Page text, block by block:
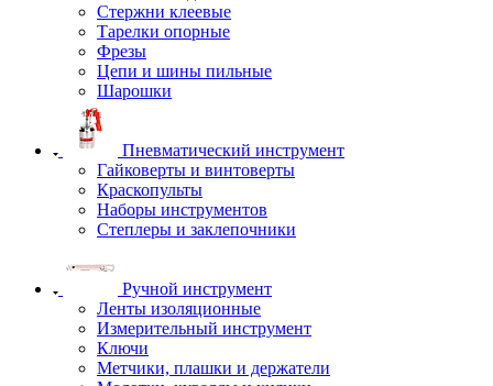
Стержни клеевые
Тарелки опорные
Фрезы
Цепи и шины пильные
Шарошки
Пневматический инструмент
Гайковерты и винтоверты
Краскопульты
Наборы инструментов
Степлеры и заклепочники
Ручной инструмент
Ленты изоляционные
Измерительный инструмент
Ключи
Метчики, плашки и держатели